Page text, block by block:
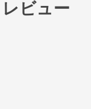
レビュー